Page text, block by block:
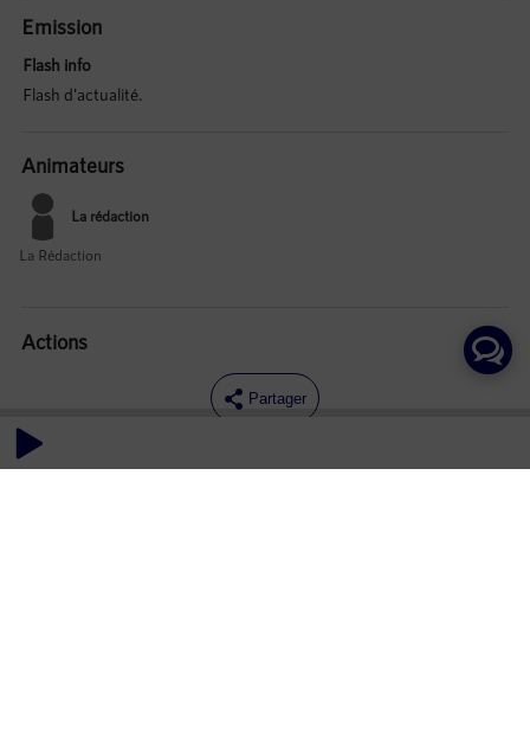
Emission
Flash info
Flash d'actualité.
Animateurs
La rédaction
La Rédaction
Actions
Partager
Commentaires